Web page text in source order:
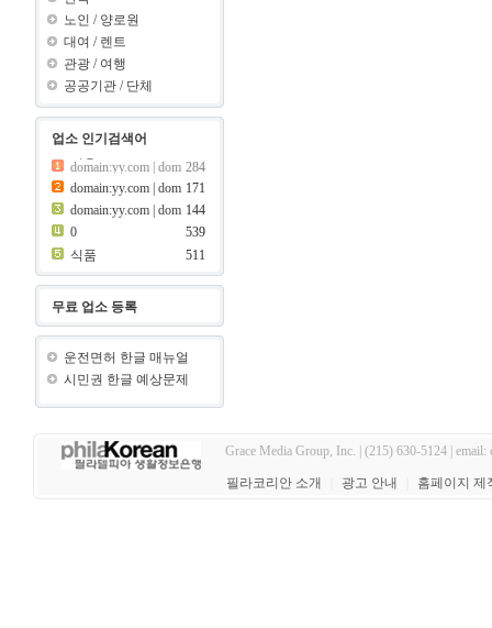
노인 / 양로원
대여 / 렌트
관광 / 여행
공공기관 / 단체
업소 인기검색어
이용
462
이용
462
간판
448
domain:yy.com | dom
ain:y ???..
171
08
보험
441
domain:yy.com | dom
ain:z ???..
144
69
제과점
406
0 539
크래딧 399
식품 511
무료 업소 등록
운전면허 한글 매뉴얼
시민권 한글 예상문제
Grace Media Group, Inc. | (215) 630-5124 | email:
필라코리안 소개 광고 안내 홈페이지 제